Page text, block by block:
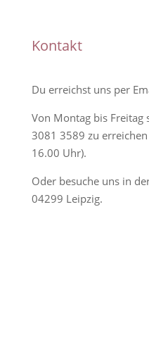
Kontakt
Du erreichst uns per
Von Montag bis
3081 3589 zu
16.00 Uhr).
Oder besuche uns in
04299 Leipzig.